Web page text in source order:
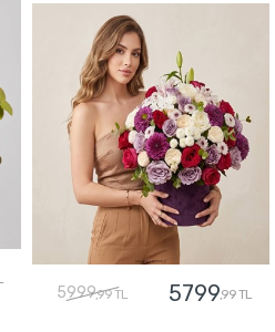
5999,99 TL 5799,99 TL